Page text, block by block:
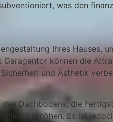
was den
Ihres Hauses,
Garagentor können die
und Ästhetik
Dachbodens, die
erhöhen. Es ist